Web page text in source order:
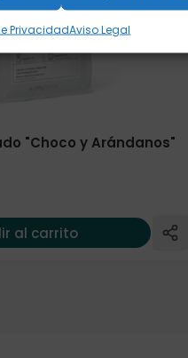
PrivacidadAviso Legal
"Choco y Arándanos"
al carrito